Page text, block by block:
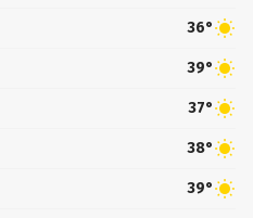
36°
39°
37°
38°
39°